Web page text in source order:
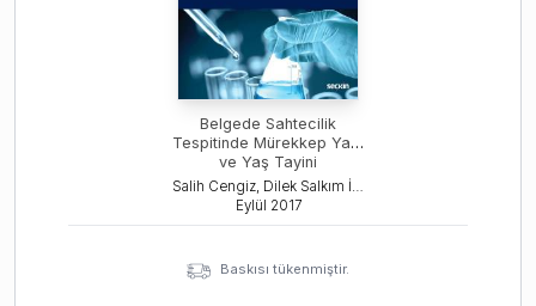
Belgede Sahtecilik
Tespitinde Mürekkep Yapı
ve Yaş Tayini
Salih Cengiz, Dilek Salkım İşlek, Esra İşat
Eylül 2017
Baskısı tükenmiştir.